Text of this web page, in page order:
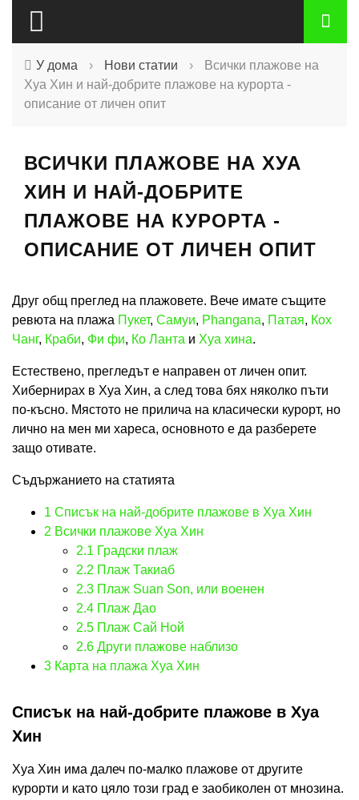
У дома › Нови статии ›
Всички плажове на
Хуа Хин и най-добрите плажове на курорта -
описание от личен опит
ВСИЧКИ ПЛАЖОВЕ НА ХУА
ХИН И НАЙ-ДОБРИТЕ
ПЛАЖОВЕ НА КУРОРТА -
ОПИСАНИЕ ОТ ЛИЧЕН ОПИТ
Друг общ преглед на плажовете. Вече имате същите
ревюта на плажа Пукет, Самуи, Phangana, Патая, Кох
Чанг, Краби, Фи фи, Ко Ланта и Хуа хина.
Естествено, прегледът е направен от личен опит.
Хибернирах в Хуа Хин, а след това бях няколко пъти
по-късно. Мястото не прилича на класически курорт, но
лично на мен ми хареса, основното е да разберете
защо отивате.
Съдържанието на статията
1 Списък на най-добрите плажове в Хуа Хин
2 Всички плажове Хуа Хин
2.1 Градски плаж
2.2 Плаж Такиаб
2.3 Плаж Suan Son, или военен
2.4 Плаж Дао
2.5 Плаж Сай Ной
2.6 Други плажове наблизо
3 Карта на плажа Хуа Хин
Списък на най-добрите плажове в Хуа
Хин
Хуа Хин има далеч по-малко плажове от другите
курорти и като цяло този град е заобиколен от мнозина.